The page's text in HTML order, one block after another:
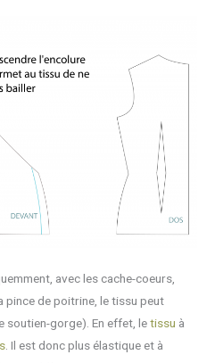
avec les cache-coeurs,
pince de poitrine, le tissu peut
soutien-gorge). En effet, letissu à
. Il est donc plus élastique et à